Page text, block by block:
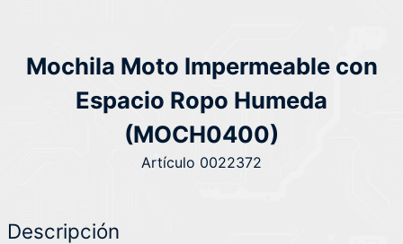
Mochila Moto Impermeable con
Espacio Ropo Humeda
(MOCH0400)
Artículo 0022372
Descripción